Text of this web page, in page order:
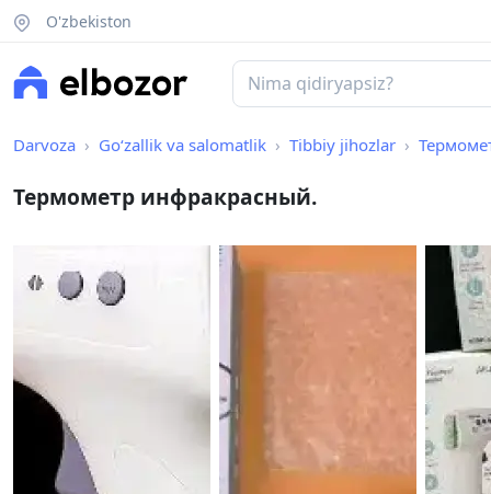
O'zbekiston
Darvoza Go‘zallik va salomatlik Tibbiy jihozlar
Термометр инфракрасный.